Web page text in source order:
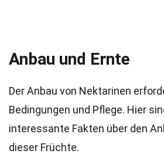
Anbau und Ernte
Der Anbau von Nektarinen
Bedingungen und Pflege. Hier
interessante Fakten über den
dieser Früchte.